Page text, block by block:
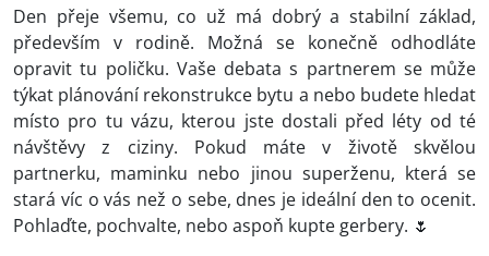
Den přeje všemu, co už má dobrý a stabilní základ,
především v rodině. Možná se konečně odhodláte
opravit tu poličku. Vaše debata s partnerem se může
týkat plánování rekonstrukce bytu a nebo budete hledat
místo pro tu vázu, kterou jste dostali před léty od té
návštěvy z ciziny. Pokud
máte v životě skvělou
partnerku, maminku nebo jinou superženu, která se
stará víc o vás než o sebe, dnes je ideální den to ocenit.
Pohlaďte, pochvalte, nebo aspoň kupte gerbery. 🌷